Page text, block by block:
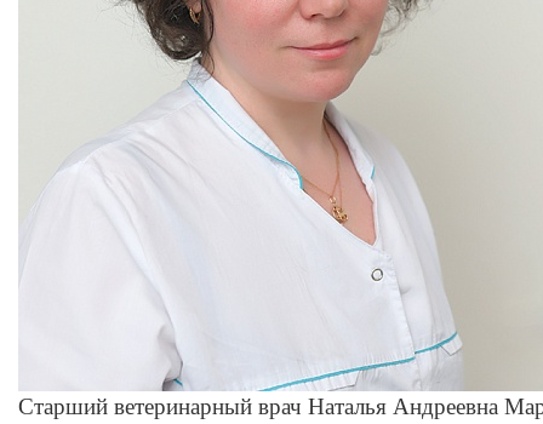
Старший ветеринарный врач Наталья Андреевна